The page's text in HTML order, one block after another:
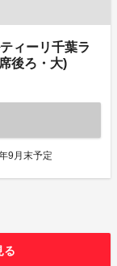
ィーリ千葉ラ
後ろ・大)
9月末予定
る